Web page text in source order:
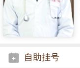
自助挂号